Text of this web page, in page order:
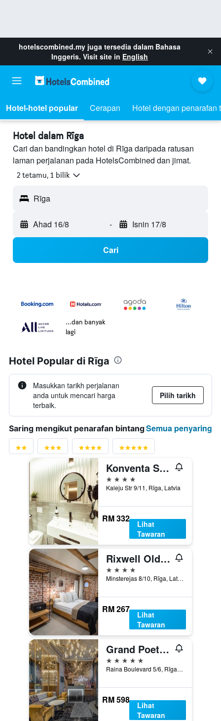
hotelscombined.my juga tersedia dalam Bahasa
Inggeris. Visit site in English
Hotel-hotel popular Cerapan Hotel dengan penarafan
Hotel dalam Rīga
Cari dan bandingkan hotel di Rīga daripada ratusan
laman perjalanan pada HotelsCombined dan jimat.
2 tetamu, 1 bilik
Rīga
Ahad 16/8 - Isnin 17/8
Cari
...dan banyak
lagi
Hotel Popular di Rīga
Masukkan tarikh perjalanan
anda untuk mencari harga
terbaik.
Pilih tarikh
Saring mengikut penarafan bintangSemua penyaring
Konventa Sēta Hotel Keystone Collection
4 bintang
Kaleju Str 9/11, Rīga, Latvia
RM 332
Lihat
Tawaran
Rixwell Old Riga Palace Hotel
4 bintang
Minsterejas 8/10, Rīga, Latvia
RM 267
Lihat
Tawaran
Grand Poet Hotel By Semarah
5 bintang
Raina Boulevard 5/6, Rīga, Latvia
RM 598
Lihat
Tawaran